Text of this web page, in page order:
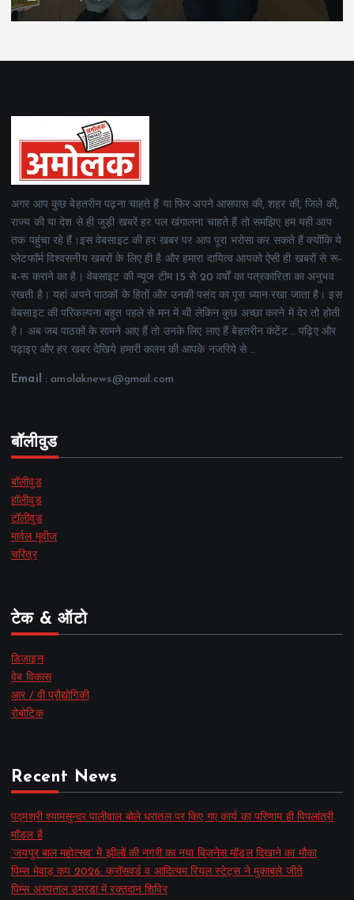
अगर आप कुछ बेहतरीन पढ़ना चाहते हैं या फिर अपने आसपास की, शहर की, जिले की,
राज्य की या देश से ही जुड़ी खबरें हर पल खंगालना चाहते हैं तो समझिए हम यही आप
तक पहुंचा रहे हैं।इस वेबसाइट की हर खबर पर आप पूरा भरोसा कर सकते हैं क्योंकि ये
प्लेटफॉर्म विश्वसनीय खबरों के लिए ही है और हमारा दायित्व आपको ऐसी ही खबरों से रू-
ब-रू कराने का है। वेबसाइट की न्यूज टीम 15 से 20 वर्षों का पत्रकारिता का अनुभव
रखती है। यहां अपने पाठकों के हितों और उनकी पसंद का पूरा ध्यान रखा जाता है। इस
वेबसाइट की परिकल्पना बहुत पहले से मन में थी लेकिन कुछ अच्छा करने में देर तो होती
है। अब जब पाठकों के सामने आए हैं तो उनके लिए लाए हैं बेहतरीन कंटेंट .. पढ़िए और
पढ़ाइए और हर खबर देखिये हमारी कलम की आपके नजरिये से ..
Email : amolaknews@gmail.com
बॉलीवुड
बॉलीवुड
हॉलीवुड
टॉलीवुड
मार्वल मूवीज
चरित्र
टेक & ऑटो
डिज़ाइन
वेब विकास
आर / वी प्रौद्योगिकी
रोबोटिक
Recent News
पद्मश्री श्यामसुन्दर पालीवाल बोले धरातल पर किए गए कार्य का परिणाम ही पिपलांत्री
मॉडल है
‘जयपुर बाल महोत्सव’ में झीलों की नगरी का नया बिज़नेस मॉडल दिखाने का मौका
पिम्स मेवाड़ कप 2026: क्रॉसवर्ड व आदित्यम रियल स्टेट्स ने मुकाबले जीते
पिम्स अस्पताल उमरडा में रक्तदान शिविर